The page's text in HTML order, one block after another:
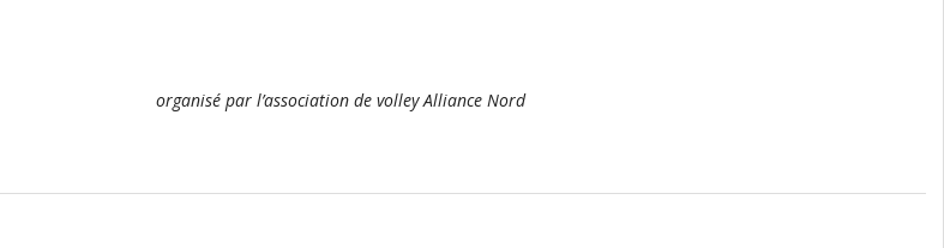
organisé par l’association de volley Alliance Nord